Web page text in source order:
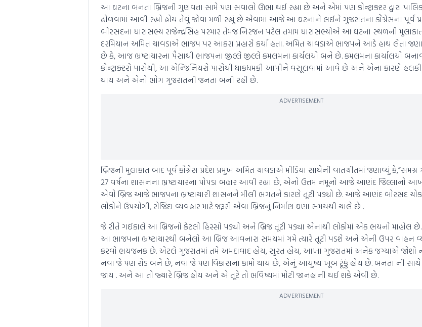
આ ઘટના બનતા બ્રિજની ગુણવત્તા સામે પણ સવાલો ઊભા થઈ રહ્યા છે અને એમાં પણ કોન્ટ્રાક્ટર દ્વારા
ઢોળવામાં આવી રહ્યો હોય તેવું જોવા મળી રહ્યું છે એવામાં આજે આ ઘટનાને લઈને ગુજરાતના કોંગ્રેસના પૂર્વ
બોરસદના ધારાસભ્ય રાજેન્દ્રસિંહ પરમાર તેમજ નિરંજન પટેલ તમામ ધારાસભ્યોએ આ ઘટના સ્થળની મુલાકાત
દરમિયાન અમિત ચાવડાએ ભાજપ પર આકરા પ્રહારો કર્યા હતા. અમિત ચાવડાએ ભાજપને આડે હાથ લેતા
છે કે, આજ ભ્રષ્ટાચારના પૈસાથી ભાજપના જીલ્લે જીલ્લે કમલમના કાર્યલયો બને છે. કમલમના કાર્યાલયો
કોન્ટ્રાક્ટરો પાસેથી, આ એન્જિનિયરો પાસેથી ધાકધમકી આપીને વસૂલવામાં આવે છે અને એના કારણે
થાય અને એનો ભોગ ગુજરાતની જનતા બની રહી છે.
ADVERTISEMENT
બ્રિજની મુલાકાત બાદ પૂર્વ કોંગ્રેસ પ્રદેશ પ્રમુખ અમિત ચાવડાએ મીડિયા સાથેની વાતચીતમાં જણાવ્યું
27 વર્ષના શાસનના ભ્રષ્ટાચારના પોપડા બહાર આવી રહ્યા છે, એનો ઉત્તમ નમૂનો આજે આણંદ જિલ્લાનો
એવો બ્રિજ આજે ભાજપના ભ્રષ્ટાચારી શાસનને મીલી ભગતને કારણે તૂટી પડ્યો છે. આજે આણંદ બોરસદ
લોકોને ઉપયોગી, રોજિંદા વ્યવહાર માટે જરૂરી એવા બ્રિજનું નિર્માણ ઘણા સમયથી ચાલે છે .
જે રીતે ગઈકાલે આ બ્રિજનો કેટલો હિસ્સો પડ્યો અને બ્રિજ તૂટી પડ્યા એનાથી લોકોમાં એક ભયનો માહોલ
આ ભાજપના ભ્રષ્ટાચારથી બનેલો આ બ્રિજ આવનારા સમયમાં ગમે ત્યારે તૂટી પડશે અને એની ઉપર વાહન
કરવો ભયજનક છે. એટલે ગુજરાતમાં તમે અમદાવાદ હોય, સુરત હોય, આખા ગુજરાતમાં અનેક જગ્યાએ જોશો
નવા જે પણ રોડ બને છે, નવા જે પણ વિકાસના કામો થાય છે, એનું આયુષ્ય ખૂબ ટૂંકું હોય છે. બનતા ની
જાય . અને આ તો જ્યારે બ્રિજ હોય અને એ તૂટે તો ભવિષ્યમાં મોટી જાનહાની થઈ શકે એવી છે.
ADVERTISEMENT